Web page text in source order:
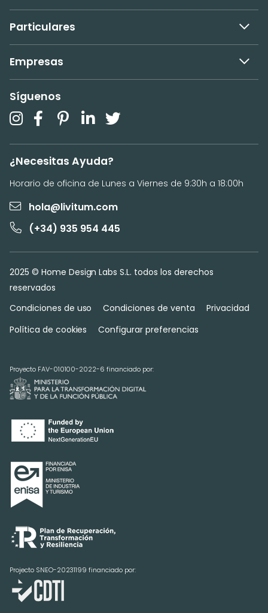
Particulares
Empresas
Síguenos
¿Necesitas Ayuda?
Horario de oficina de Lunes a Viernes de 9:30h a 18:00h
hola@livitum.com
(+34) 935 954 445
2025 © Home Design Labs S.L. todos los derechos
reservados
Condiciones de uso
Condiciones de venta
Privacidad
Política de cookies
Configurar preferencias
Proyecto FAV-010100-2022-6 financiado por:
Projecto SNEO-20231199 financiado por: